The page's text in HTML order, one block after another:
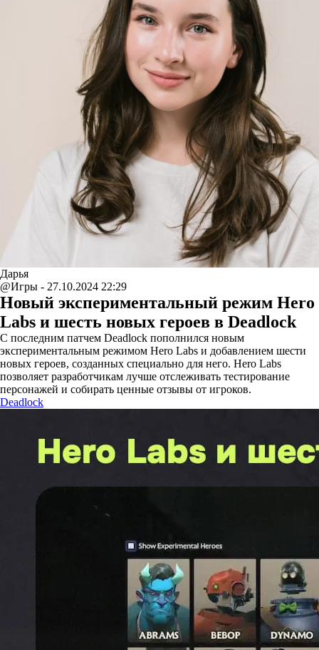
Дарья
@Игры - 27.10.2024 22:29
Новый экспериментальный режим Hero
Labs и шесть новых героев в Deadlock
С последним патчем Deadlock пополнился новым
экспериментальным режимом Hero Labs и добавлением шести
новых героев, созданных специально для него. Hero Labs
позволяет разработчикам лучше отслеживать тестирование
персонажей и собирать ценные отзывы от игроков.
Deadlock